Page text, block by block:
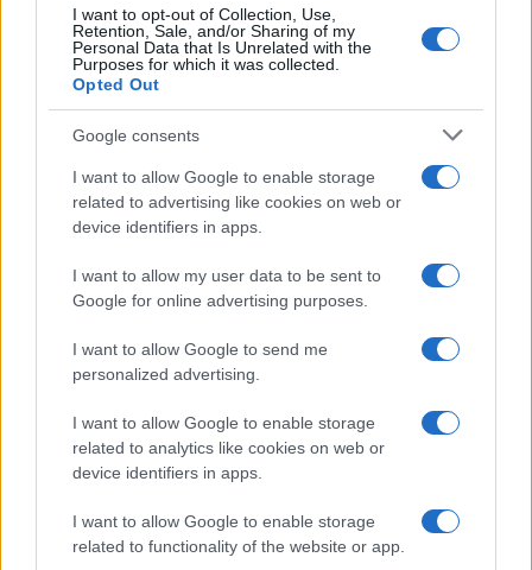
I want to opt-out of Collection, Use,
Retention, Sale, and/or Sharing of my
Personal Data that Is Unrelated with the
Purposes for which it was collected.
Opted Out
Google consents
I want to allow Google to enable storage
related to advertising like cookies on web or
device identifiers in apps.
I want to allow my user data to be sent to
Google for online advertising purposes.
I want to allow Google to send me
personalized advertising.
I want to allow Google to enable storage
related to analytics like cookies on web or
device identifiers in apps.
I want to allow Google to enable storage
related to functionality of the website or app.
Continua a leggere
FITNESS
Smartband o smartwatch: come scegliere il fitness
tracker giusto
FITNESS